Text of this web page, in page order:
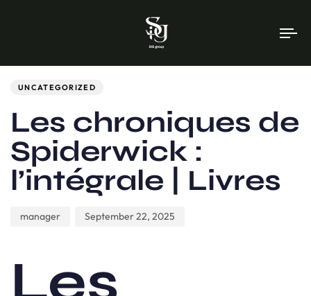
UNCATEGORIZED
Les chroniques de
Spiderwick :
l’intégrale | Livres
manager September 22, 2025